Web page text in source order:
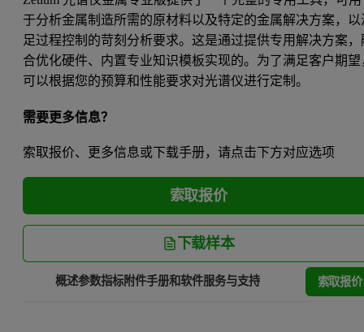
于分析金属制造所需的原材料以及特定的金属解决方案，以
足过程控制的苛刻分析要求。这是通过提供专用解决方案，
合优化硬件、内置专业知识模板实现的。为了满足客户期望
可以根据您的预算和性能要求对光谱仪进行定制。
需要更多信息？
索取报价、更多信息或下载手册，请点击下方对应选项
索取报价
下载样本
概述参数指标附件手册和软件服务与支持 索取报价